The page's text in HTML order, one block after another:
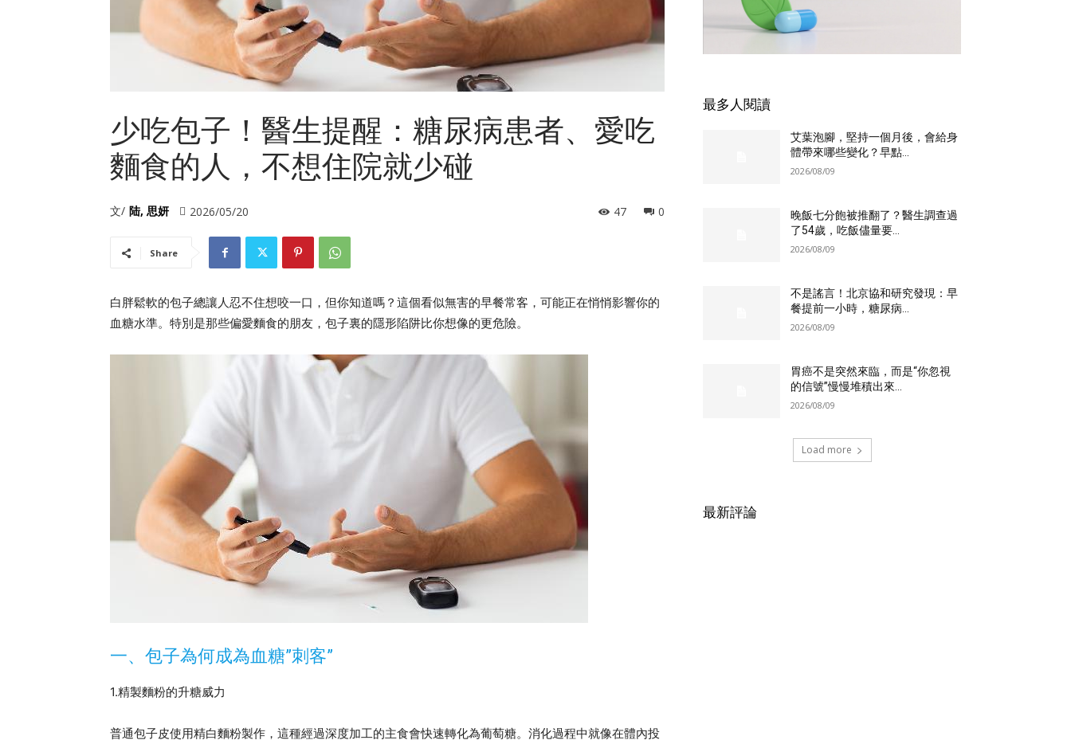
少吃包子！醫生提醒：糖尿病患者、愛吃
麵食的人，不想住院就少碰
文/ 陆, 思妍 2026/05/20 0
47
Share
白胖鬆軟的包子總讓人忍不住想咬一口，但你知道嗎？這個看似無害的早餐常客，可能正在悄悄影響你的
血糖水準。特別是那些偏愛麵食的朋友，包子裏的隱形陷阱比你想像的更危險。
一、包子為何成為血糖”刺客”
1.精製麵粉的升糖威力
普通包子皮使用精白麵粉製作，這種經過深度加工的主食會快速轉化為葡萄糖。消化過程中就像在體內投
最多人閱讀
艾葉泡腳，堅持一個月後，會給身
體帶來哪些變化？早點...
2026/08/09
晚飯七分飽被推翻了？醫生調查過
了54歲，吃飯儘量要...
2026/08/09
不是謠言！北京協和研究發現：早
餐提前一小時，糖尿病...
2026/08/09
胃癌不是突然來臨，而是“你忽視
的信號”慢慢堆積出來...
2026/08/09
Load more
最新評論